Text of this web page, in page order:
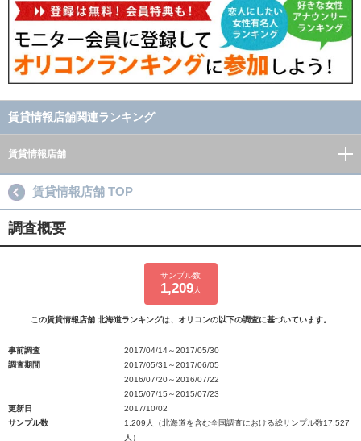
賃貸情報店舗関連ランキング
賃貸情報店舗
賃貸情報店舗 TOP
調査概要
サンプル数
1,209人
この賃貸情報店舗 北海道ランキングは、オリコンの以下の調査に基づいています。
事前調査
2017/04/14～2017/05/30
調査期間
2017/05/31～2017/06/05
2016/07/20～2016/07/22
2015/07/15～2015/07/23
更新日
2017/10/02
サンプル数
1,209人（北海道を含む全国調査における総サンプル数17,527
人）